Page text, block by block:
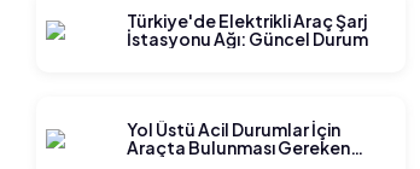
Türkiye'de Elektrikli Araç Şarj
İstasyonu Ağı: Güncel Durum
Yol Üstü Acil Durumlar İçin
Araçta Bulunması Gereken